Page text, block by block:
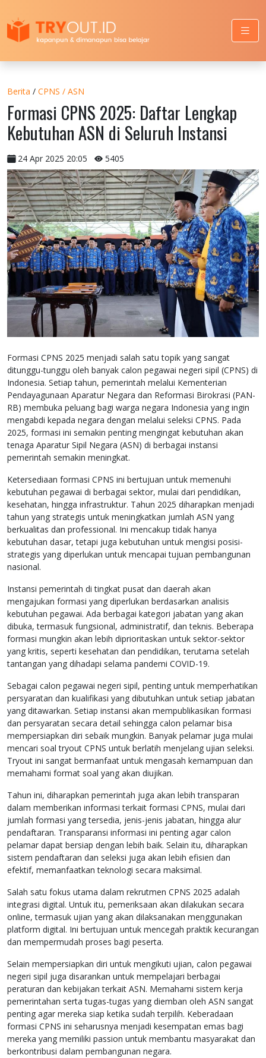
Berita / CPNS / ASN
Formasi CPNS 2025: Daftar Lengkap
Kebutuhan ASN di Seluruh Instansi
24 Apr 2025 20:05 5405
Formasi CPNS 2025 menjadi salah satu topik yang sangat
ditunggu-tunggu oleh banyak calon pegawai negeri sipil (CPNS) di
Indonesia. Setiap tahun, pemerintah melalui Kementerian
Pendayagunaan Aparatur Negara dan Reformasi Birokrasi (PAN-
RB) membuka peluang bagi warga negara Indonesia yang ingin
mengabdi kepada negara dengan melalui seleksi CPNS. Pada
2025, formasi ini semakin penting mengingat kebutuhan akan
tenaga Aparatur Sipil Negara (ASN) di berbagai instansi
pemerintah semakin meningkat.
Ketersediaan formasi CPNS ini bertujuan untuk memenuhi
kebutuhan pegawai di berbagai sektor, mulai dari pendidikan,
kesehatan, hingga infrastruktur. Tahun 2025 diharapkan menjadi
tahun yang strategis untuk meningkatkan jumlah ASN yang
berkualitas dan professional. Ini mencakup tidak hanya
kebutuhan dasar, tetapi juga kebutuhan untuk mengisi posisi-
strategis yang diperlukan untuk mencapai tujuan pembangunan
nasional.
Instansi pemerintah di tingkat pusat dan daerah akan
mengajukan formasi yang diperlukan berdasarkan analisis
kebutuhan pegawai. Ada berbagai kategori jabatan yang akan
dibuka, termasuk fungsional, administratif, dan teknis. Beberapa
formasi mungkin akan lebih diprioritaskan untuk sektor-sektor
yang kritis, seperti kesehatan dan pendidikan, terutama setelah
tantangan yang dihadapi selama pandemi COVID-19.
Sebagai calon pegawai negeri sipil, penting untuk memperhatikan
persyaratan dan kualifikasi yang dibutuhkan untuk setiap jabatan
yang ditawarkan. Setiap instansi akan mempublikasikan formasi
dan persyaratan secara detail sehingga calon pelamar bisa
mempersiapkan diri sebaik mungkin. Banyak pelamar juga mulai
mencari soal tryout CPNS untuk berlatih menjelang ujian seleksi.
Tryout ini sangat bermanfaat untuk mengasah kemampuan dan
memahami format soal yang akan diujikan.
Tahun ini, diharapkan pemerintah juga akan lebih transparan
dalam memberikan informasi terkait formasi CPNS, mulai dari
jumlah formasi yang tersedia, jenis-jenis jabatan, hingga alur
pendaftaran. Transparansi informasi ini penting agar calon
pelamar dapat bersiap dengan lebih baik. Selain itu, diharapkan
sistem pendaftaran dan seleksi juga akan lebih efisien dan
efektif, memanfaatkan teknologi secara maksimal.
Salah satu fokus utama dalam rekrutmen CPNS 2025 adalah
integrasi digital. Untuk itu, pemeriksaan akan dilakukan secara
online, termasuk ujian yang akan dilaksanakan menggunakan
platform digital. Ini bertujuan untuk mencegah praktik kecurangan
dan mempermudah proses bagi peserta.
Selain mempersiapkan diri untuk mengikuti ujian, calon pegawai
negeri sipil juga disarankan untuk mempelajari berbagai
peraturan dan kebijakan terkait ASN. Memahami sistem kerja
pemerintahan serta tugas-tugas yang diemban oleh ASN sangat
penting agar mereka siap ketika sudah terpilih. Keberadaan
formasi CPNS ini seharusnya menjadi kesempatan emas bagi
mereka yang memiliki passion untuk membantu masyarakat dan
berkontribusi dalam pembangunan negara.